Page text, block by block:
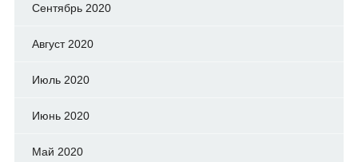
Сентябрь 2020
Август 2020
Июль 2020
Июнь 2020
Май 2020